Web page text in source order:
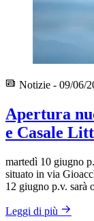
Notizie - 09/06/
Apertura
e Casale
martedì 10 giugno
situato in via
12 giugno p.v. sarà
Leggi di più